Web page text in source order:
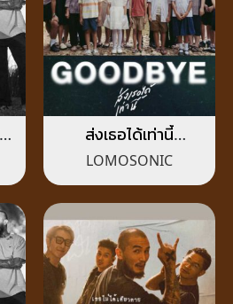
ส่งเธอได้เท่านี้
(GOODBYE)
LOMOSONIC